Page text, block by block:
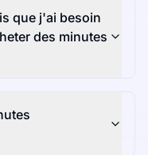
que j'ai besoin
des minutes